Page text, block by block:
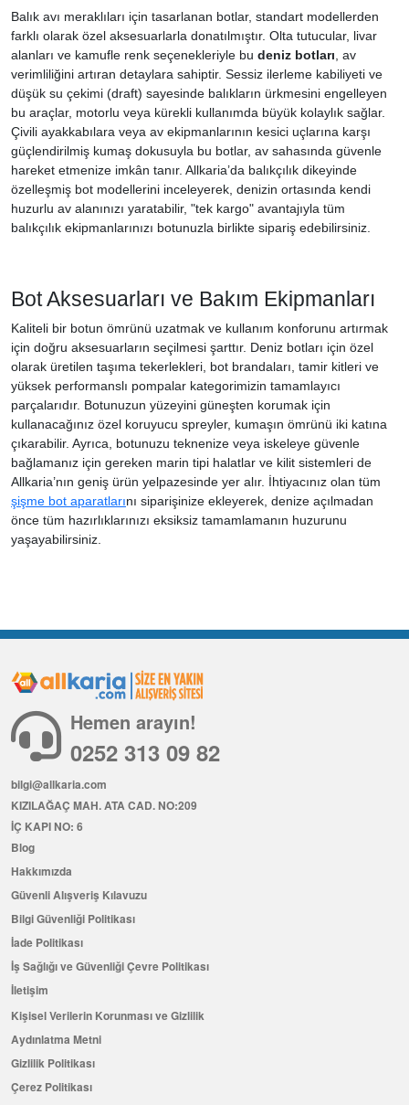
Balık avı meraklıları için tasarlanan botlar, standart modellerden
farklı olarak özel aksesuarlarla donatılmıştır. Olta tutucular, livar
alanları ve kamufle renk seçenekleriyle bu deniz botları , av
verimliliğini artıran detaylara sahiptir. Sessiz ilerleme kabiliyeti ve
düşük su çekimi (draft) sayesinde balıkların ürkmesini engelleyen
bu araçlar, motorlu veya kürekli kullanımda büyük kolaylık sağlar.
Çivili ayakkabılara veya av ekipmanlarının kesici uçlarına karşı
güçlendirilmiş kumaş dokusuyla bu botlar, av sahasında güvenle
hareket etmenize imkân tanır. Allkaria’da balıkçılık dikeyinde
özelleşmiş bot modellerini inceleyerek, denizin ortasında kendi
huzurlu av alanınızı yaratabilir, "tek kargo" avantajıyla tüm
balıkçılık ekipmanlarınızı botunuzla birlikte sipariş edebilirsiniz.
Bot Aksesuarları ve Bakım Ekipmanları
Kaliteli bir botun ömrünü uzatmak ve kullanım konforunu artırmak
için doğru aksesuarların seçilmesi şarttır. Deniz botları için özel
olarak üretilen taşıma tekerlekleri, bot brandaları, tamir kitleri ve
yüksek performanslı pompalar kategorimizin tamamlayıcı
parçalarıdır. Botunuzun yüzeyini güneşten korumak için
kullanacağınız özel koruyucu spreyler, kumaşın ömrünü iki katına
çıkarabilir. Ayrıca, botunuzu teknenize veya iskeleye güvenle
bağlamanız için gereken marin tipi halatlar ve kilit sistemleri de
Allkaria’nın geniş ürün yelpazesinde yer alır. İhtiyacınız olan tüm
şişme bot aparatlarını siparişinize ekleyerek, denize açılmadan
önce tüm hazırlıklarınızı eksiksiz tamamlamanın huzurunu
yaşayabilirsiniz.
Hemen arayın!
0252 313 09 82
bilgi@allkaria.com
KIZILAĞAÇ MAH. ATA CAD. NO:209
İÇ KAPI NO: 6
Blog
Hakkımızda
Güvenli Alışveriş Kılavuzu
Bilgi Güvenliği Politikası
İade Politikası
İş Sağlığı ve Güvenliği Çevre Politikası
İletişim
Kişisel Verilerin Korunması ve Gizlilik
Aydınlatma Metni
Gizlilik Politikası
Çerez Politikası